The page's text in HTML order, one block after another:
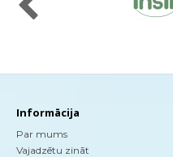
Informācija
Par mums
Vajadzētu zināt